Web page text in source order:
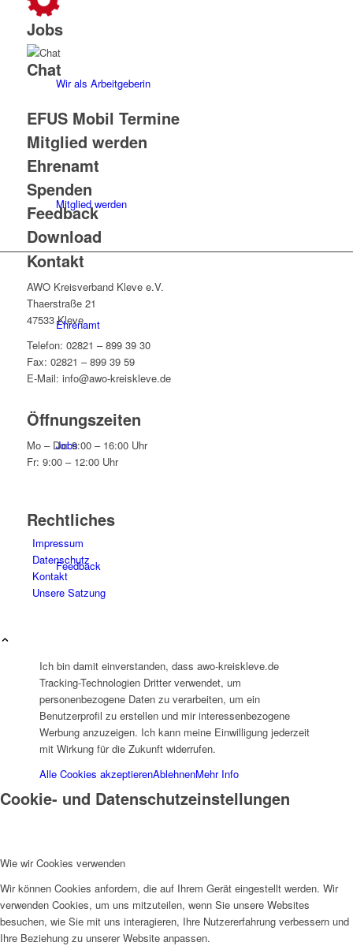
Wir als Arbeitgeberin
Mitglied werden
Ehrenamt
Jobs
Feedback
Ortsvereine
Arbeitsbereiche
Beratung
Jobs
Chat
EFUS Mobil Termine
Mitglied werden
Ehrenamt
Spenden
Feedback
Download
Kontakt
AWO Kreisverband Kleve e.V.
Thaerstraße 21
47533 Kleve
Telefon: 02821 – 899 39 30
Fax: 02821 – 899 39 59
E-Mail: info@awo-kreiskleve.de
Öffnungszeiten
Mo – Do: 9:00 – 16:00 Uhr
Fr: 9:00 – 12:00 Uhr
Rechtliches
Impressum
Datenschutz
Kontakt
Unsere Satzung
Ich bin damit einverstanden, dass awo-kreiskleve.de
Tracking-Technologien Dritter verwendet, um
personenbezogene Daten zu verarbeiten, um ein
Benutzerprofil zu erstellen und mir interessenbezogene
Werbung anzuzeigen. Ich kann meine Einwilligung jederzeit
mit Wirkung für die Zukunft widerrufen.
Alle Cookies akzeptierenAblehnenMehr Info
Cookie- und Datenschutzeinstellungen
Wie wir Cookies verwenden
Wir können Cookies anfordern, die auf Ihrem Gerät eingestellt werden. Wir
verwenden Cookies, um uns mitzuteilen, wenn Sie unsere Websites
besuchen, wie Sie mit uns interagieren, Ihre Nutzererfahrung verbessern und
Ihre Beziehung zu unserer Website anpassen.